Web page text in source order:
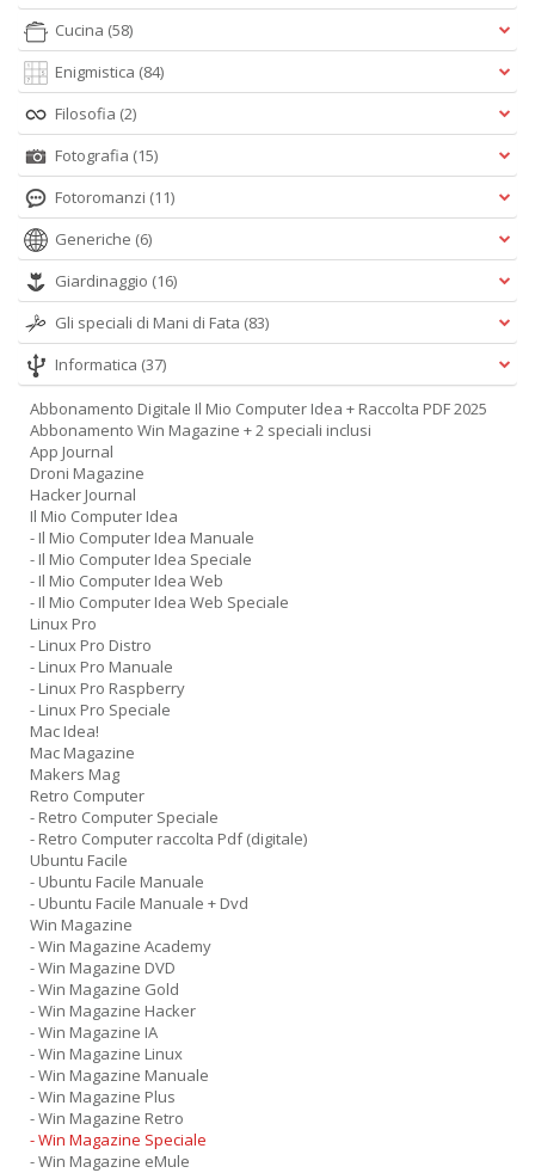
Cucina (58)
Enigmistica (84)
Filosofia (2)
Fotografia (15)
Fotoromanzi (11)
Generiche (6)
Giardinaggio (16)
Gli speciali di Mani di Fata (83)
Informatica (37)
Abbonamento Digitale Il Mio Computer Idea + Raccolta PDF 2025
Abbonamento Win Magazine + 2 speciali inclusi
App Journal
Droni Magazine
Hacker Journal
Il Mio Computer Idea
- Il Mio Computer Idea Manuale
- Il Mio Computer Idea Speciale
- Il Mio Computer Idea Web
- Il Mio Computer Idea Web Speciale
Linux Pro
- Linux Pro Distro
- Linux Pro Manuale
- Linux Pro Raspberry
- Linux Pro Speciale
Mac Idea!
Mac Magazine
Makers Mag
Retro Computer
- Retro Computer Speciale
- Retro Computer raccolta Pdf (digitale)
Ubuntu Facile
- Ubuntu Facile Manuale
- Ubuntu Facile Manuale + Dvd
Win Magazine
- Win Magazine Academy
- Win Magazine DVD
- Win Magazine Gold
- Win Magazine Hacker
- Win Magazine IA
- Win Magazine Linux
- Win Magazine Manuale
- Win Magazine Plus
- Win Magazine Retro
- Win Magazine Speciale
- Win Magazine eMule